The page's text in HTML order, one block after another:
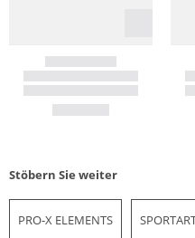
Stöbern Sie weiter
PRO-X ELEMENTS